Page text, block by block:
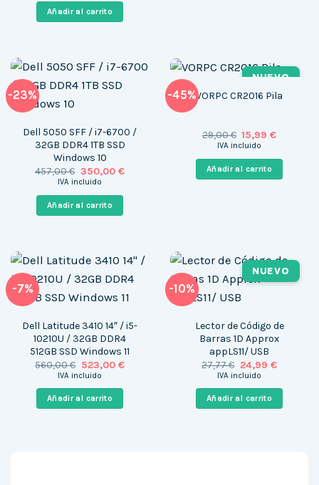
era:
1.586,00 €.
Añadir al carrito
-23%
Dell 5050 SFF / i7-6700 /
32GB DDR4 1TB SSD
Windows 10
457,00€ El
precio
era:
457,00 €.
350,00 €El
IVA incluido
Añadir al carrito
-45%
NUEVO
VORPC CR2016 Pila
29,00€ El
precio
era:
29,00 €.
15,99€El
es:
IVA incluido
Añadir al carrito
-7%
Dell Latitude 3410 14″ / i5-
10210U / 32GB DDR4
512GB SSD Windows 11
560,00€ El
precio
era:
560,00 €.
523,00 €El
IVA incluido
Añadir al carrito
-10%
NUEVO
Lector de Código de
Barras 1D Approx
appLS11/ USB
27,77€ El
precio
era:
27,77 €.
24,99 €El
es:
24,99 €.
IVA incluido
Añadir al carrito